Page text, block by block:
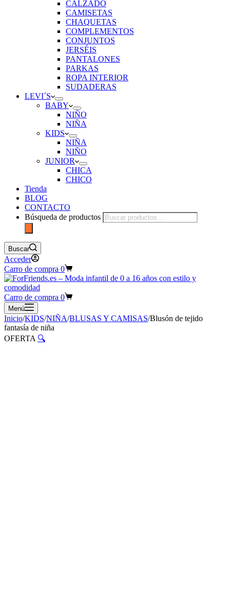
CALZADO
CAMISETAS
CHAQUETAS
COMPLEMENTOS
CONJUNTOS
JERSÉIS
PANTALONES
PARKAS
ROPA INTERIOR
SUDADERAS
LEVI´S
BABY
NIÑO
NIÑA
KIDS
NIÑA
NIÑO
JUNIOR
CHICA
CHICO
Tienda
BLOG
CONTACTO
Búsqueda de productos
Buscar
Acceder
Carro de compra 0
Carro de compra 0
Menú
Inicio/KIDS/NIÑA/BLUSAS Y CAMISAS/Blusón de tejido
fantasía de niña
OFERTA 🔍